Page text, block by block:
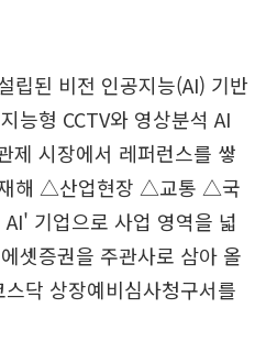
립된 비전 인공지능(AI) 기반
능형 CCTV와 영상분석 AI
제 시장에서 레퍼런스를 쌓
해 △산업현장 △교통 △국
기업으로 사업 영역을 넓
셋증권을 주관사로 삼아 올
닥 상장예비심사청구서를